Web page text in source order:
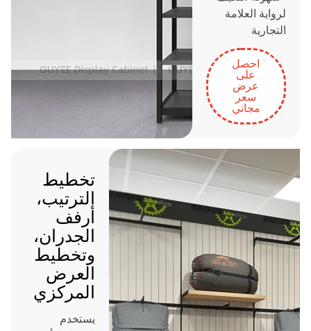
لرواية العلامة
التجارية
احصل
على
عرض
سعر
مجاني
تخطيط
الترتيب،
أرفف
الجدران،
وتخطيط
العرض
المركزي
يستخدم